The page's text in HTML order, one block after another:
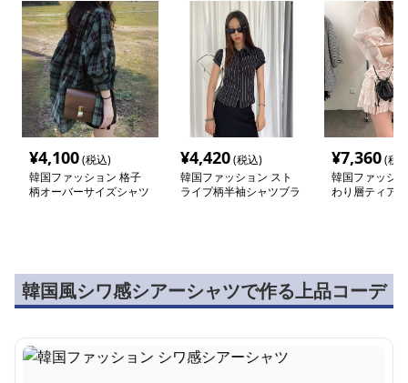
¥4,100(税込)
韓国ファッション 格子
柄オーバーサイズシャツ
¥4,420(税込)
韓国ファッション スト
ライプ柄半袖シャツブラ
¥7,360(税
韓国ファッシ
わり層ティア
韓国風シワ感シアーシャツで作る上品コーデ